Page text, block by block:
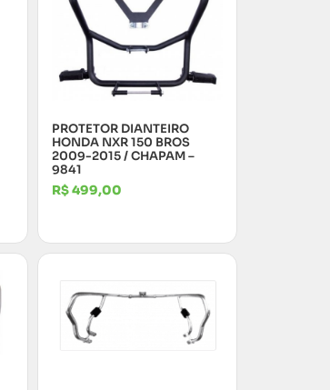
PROTETOR DIANTEIRO
HONDA NXR 150 BROS
2009-2015 / CHAPAM –
9841
R$499,00